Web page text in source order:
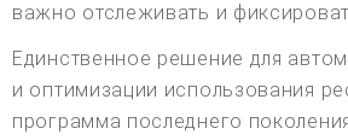
важно отслеживать и
Единственное решение для
и оптимизации использования
программа последнего